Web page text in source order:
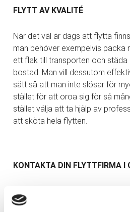
FLYTT AV KVALITÉ
När det väl är dags att flytta
man behöver exempelvis packa
ett flak till transporten och städa
bostad. Man vill dessutom
sätt så att man inte slösar för
stället för att oroa sig för så
stället välja att ta hjälp av
att sköta hela flytten.
KONTAKTA DIN FLYTTFIRMA I
Om man inte har tid att utföra
det mer gynnsamt att ta kontakt